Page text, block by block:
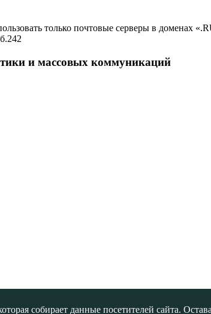
только почтовые серверы в доменах
и массовых коммуникаций
собирает данные посетителей сайта.